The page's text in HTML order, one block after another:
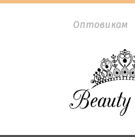
Оптовикам